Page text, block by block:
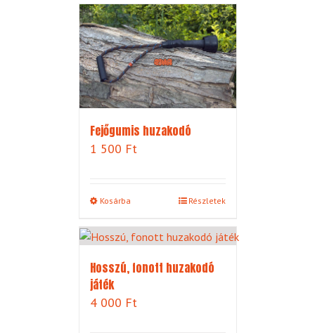
700 Ft
Fejőgumis huzakodó
1 500 Ft
Kosárba Részletek
Hosszú, fonott huzakodó
játék
4 000 Ft